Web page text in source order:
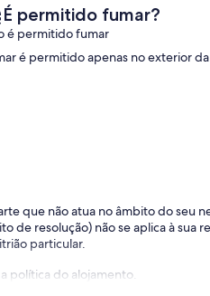
(52
avaliações)
É permitido fumar?
é permitido fumar
é permitido apenas no exterior
que não atua no âmbito do seu
de resolução) não se aplica à sua
particular.
política do alojamento.